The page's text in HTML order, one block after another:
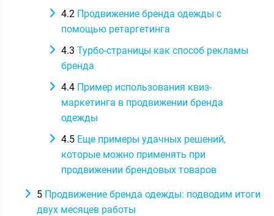
4.2 Продвижение бренда одежды с
помощью ретаргетинга
4.3 Турбо-страницы как способ рекламы
бренда
4.4 Пример использования квиз-
маркетинга в продвижении бренда
одежды
4.5 Еще примеры удачных решений,
которые можно применять при
продвижении брендовых товаров
5 Продвижение бренда одежды: подводим итоги
двух месяцев работы